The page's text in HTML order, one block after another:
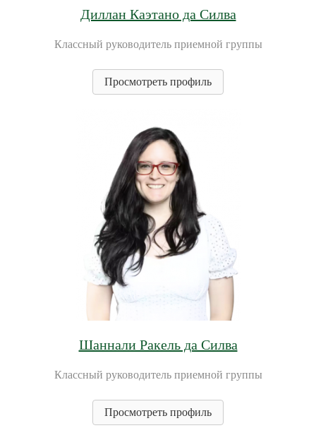
Диллан Каэтано да Силва
Классный руководитель приемной группы
Просмотреть профиль
Шаннали Ракель да Силва
Классный руководитель приемной группы
Просмотреть профиль